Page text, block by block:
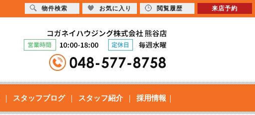
スタッフブログ スタッフ紹介 採用情報
物件検索 お気に入り 閲覧履歴 来店予約